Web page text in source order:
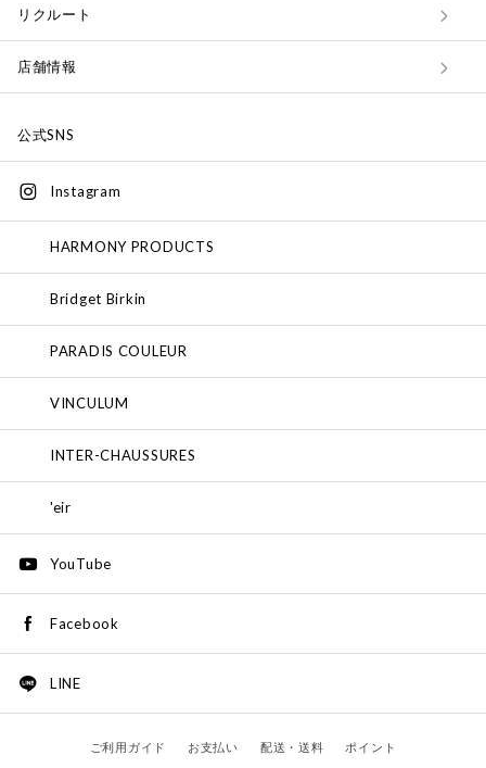
リクルート
店舗情報
公式SNS
Instagram
HARMONY PRODUCTS
Bridget Birkin
PARADIS COULEUR
VINCULUM
INTER-CHAUSSURES
'eir
YouTube
Facebook
LINE
ご利用ガイド お支払い 配送・送料 ポイント